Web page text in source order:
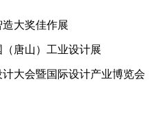
大奖佳作展
唐山）工业设计展
会暨国际设计产业博览会